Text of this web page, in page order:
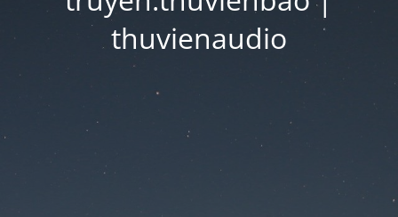
thuvienaudio